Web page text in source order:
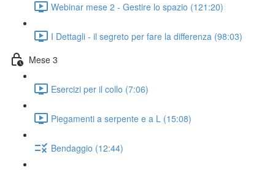
Webinar mese 2 - Gestire lo spazio (121:20)
I Dettagli - il segreto per fare la differenza (98:03)
Mese 3
Esercizi per il collo (7:06)
Piegamenti a serpente e a L (15:08)
Bendaggio (12:44)